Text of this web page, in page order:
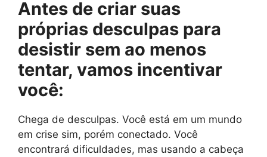
Antes de criar suas
próprias desculpas para
desistir sem ao menos
tentar, vamos incentivar
você:
Chega de desculpas. Você está em um mundo
em crise sim, porém conectado. Você
encontrará dificuldades, mas usando a cabeça